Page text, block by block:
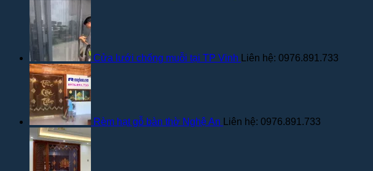
Cửa lưới chống muỗi tại TP Vinh Liên hệ: 0976.891.733
Rèm hạt gỗ bàn thờ Nghệ An Liên hệ: 0976.891.733